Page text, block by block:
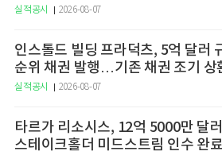
실적공시 2026-08-07
인스톨드 빌딩 프라덕츠, 5억 달러
순위 채권 발행…기존 채권 조기 상
실적공시 2026-08-07
타르가 리소시스, 12억 5000만 달
스테이크홀더 미드스트림 인수 완료